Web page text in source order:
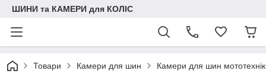
ШИНИ та КАМЕРИ для КОЛІС
Товари Камери для шин Камери для шин